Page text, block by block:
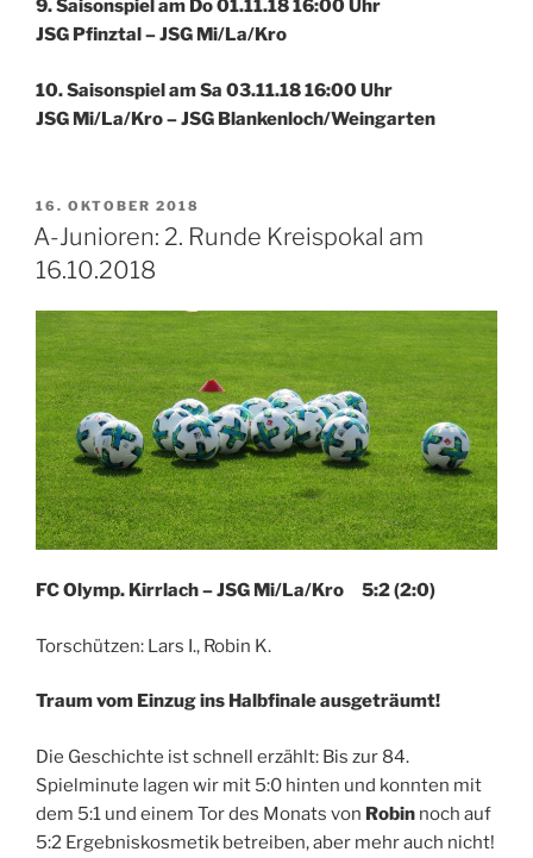
9. Saisonspiel am Do 01.11.18 16:00 Uhr
JSG Pfinztal – JSG Mi/La/Kro
10. Saisonspiel am Sa 03.11.18 16:00 Uhr
JSG Mi/La/Kro – JSG Blankenloch/Weingarten
VERÖFFENTLICHT
AM
16. OKTOBER 2018
A-Junioren: 2. Runde Kreispokal am
16.10.2018
FC Olymp. Kirrlach – JSG Mi/La/Kro 5:2 (2:0)
Torschützen: Lars I., Robin K.
Traum vom Einzug ins Halbfinale ausgeträumt!
Die Geschichte ist schnell erzählt: Bis zur 84.
Spielminute lagen wir mit 5:0 hinten und konnten mit
dem 5:1 und einem Tor des Monats von Robin noch auf
5:2 Ergebniskosmetik betreiben, aber mehr auch nicht!